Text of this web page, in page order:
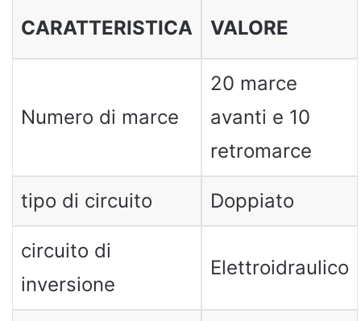
CARATTERISTICA VALORE
Numero di marce
20 marce
avanti e 10
retromarce
tipo di circuito Doppiato
circuito di
inversione
Elettroidraulico